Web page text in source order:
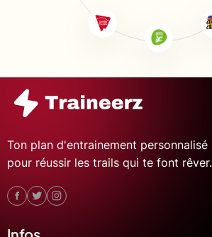
Ton plan d'entrainement personnalisé
pour réussir les trails qui te font rêver.